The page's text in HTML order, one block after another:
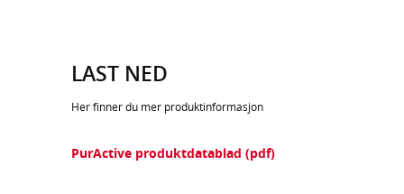
LAST NED
Her finner du mer produktinformasjon
PurActive produktdatablad (pdf)